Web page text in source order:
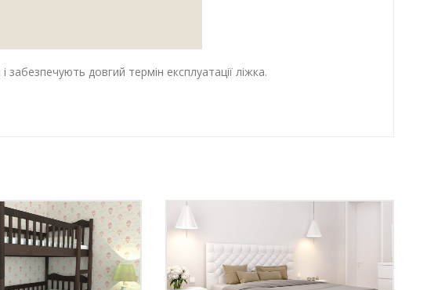
довгий термін експлуатації ліжка.